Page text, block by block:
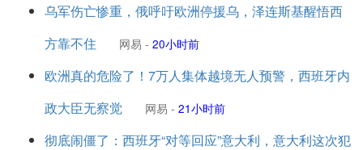
乌军伤亡惨重，俄呼吁欧洲停援乌，泽连斯基醒悟西
方靠不住
网易 - 20小时前
欧洲真的危险了！7万人集体越境无人预警，西班牙内
政大臣无察觉
网易 - 21小时前
彻底闹僵了：西班牙“对等回应”意大利，意大利这次犯